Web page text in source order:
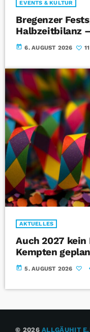
EVENTS & KULTUR
Bregenzer
Halbzeitbilanz
today 6. AUGUST 2026 11
AKTUELLES
Auch 2027 kein
Kempten
today 5. AUGUST 2026
© 2026ALLGÄUHIT